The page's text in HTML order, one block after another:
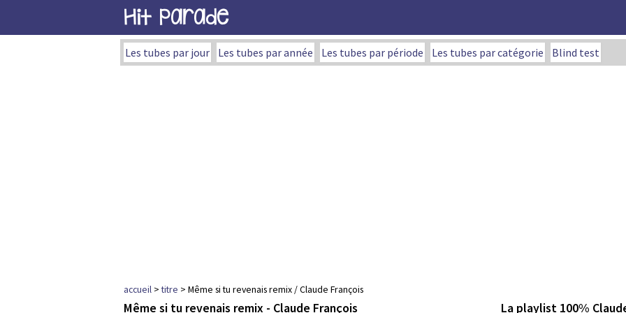
Hit Parade
Les tubes par jour Les tubes par année Les tubes par période Les tubes par catégorie Blind test
accueil >titre > Même si tu revenais remix / Claude François
Même si tu revenais remix - Claude François La playlist 100%